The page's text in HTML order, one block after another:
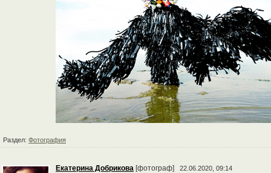
Раздел: Фотография
Екатерина Добрикова [фотограф] 22.06.2020, 09:14